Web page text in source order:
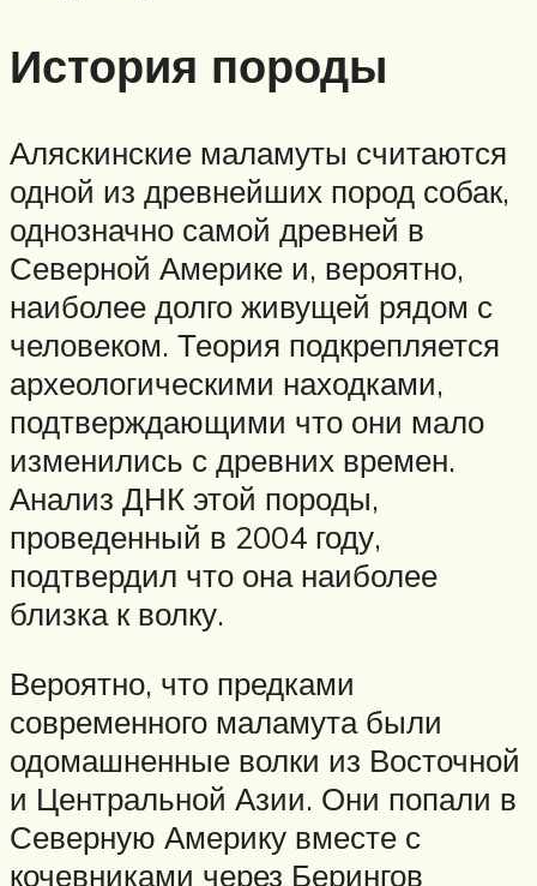
История породы
Аляскинские маламуты считаются
одной из древнейших пород собак,
однозначно самой древней в
Северной Америке и, вероятно,
наиболее долго живущей рядом с
человеком. Теория подкрепляется
археологическими находками,
подтверждающими что они мало
изменились с древних времен.
Анализ ДНК этой породы,
проведенный в 2004 году,
подтвердил что она наиболее
близка к волку.
Вероятно, что предками
современного маламута были
одомашненные волки из Восточной
и Центральной Азии. Они попали в
Северную Америку вместе с
кочевниками через Берингов